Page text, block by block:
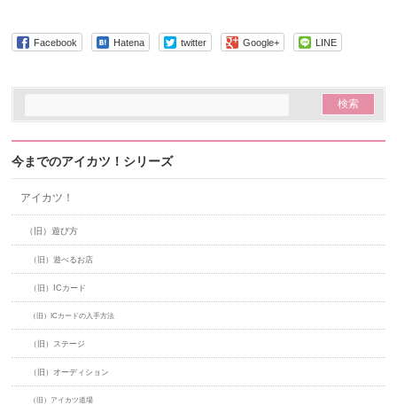
Facebook Hatena twitter Google+ LINE
今までのアイカツ！シリーズ
アイカツ！
（旧）遊び方
（旧）遊べるお店
（旧）ICカード
（旧）ICカードの入手方法
（旧）ステージ
（旧）オーディション
（旧）アイカツ道場